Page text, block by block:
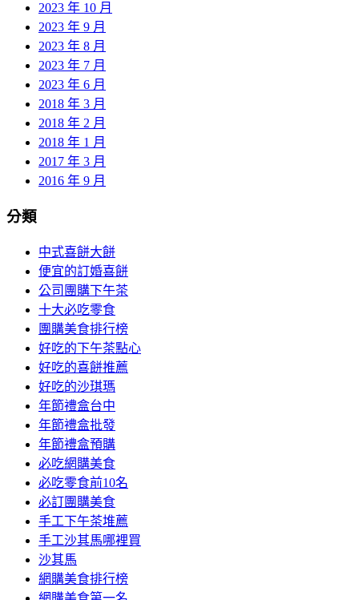
2023 年 10 月
2023 年 9 月
2023 年 8 月
2023 年 7 月
2023 年 6 月
2018 年 3 月
2018 年 2 月
2018 年 1 月
2017 年 3 月
2016 年 9 月
分類
中式喜餅大餅
便宜的訂婚喜餅
公司團購下午茶
十大必吃零食
團購美食排行榜
好吃的下午茶點心
好吃的喜餅推薦
好吃的沙琪瑪
年節禮盒台中
年節禮盒批發
年節禮盒預購
必吃網購美食
必吃零食前10名
必訂團購美食
手工下午茶堆薦
手工沙其馬哪裡買
沙其馬
網購美食排行榜